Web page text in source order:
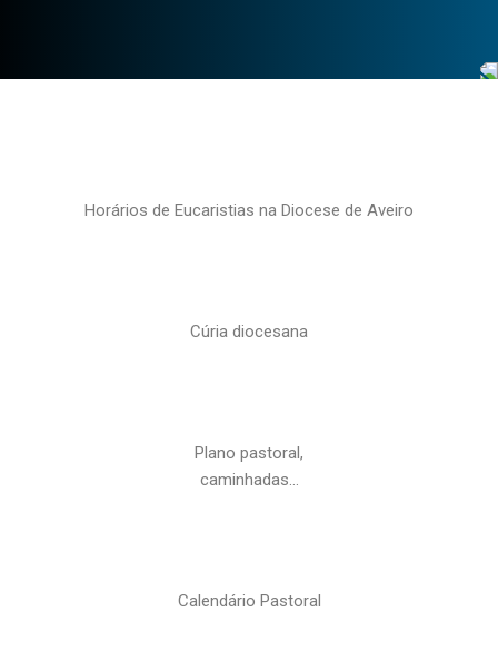
Horários de Eucaristias na Diocese de Aveiro
Cúria diocesana
Plano pastoral,
caminhadas…
Calendário Pastoral